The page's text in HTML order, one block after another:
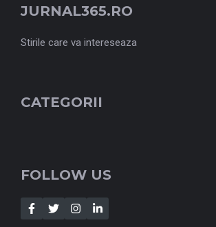
JURNAL365.RO
Stirile care va intereseaza
CATEGORII
FOLLOW US